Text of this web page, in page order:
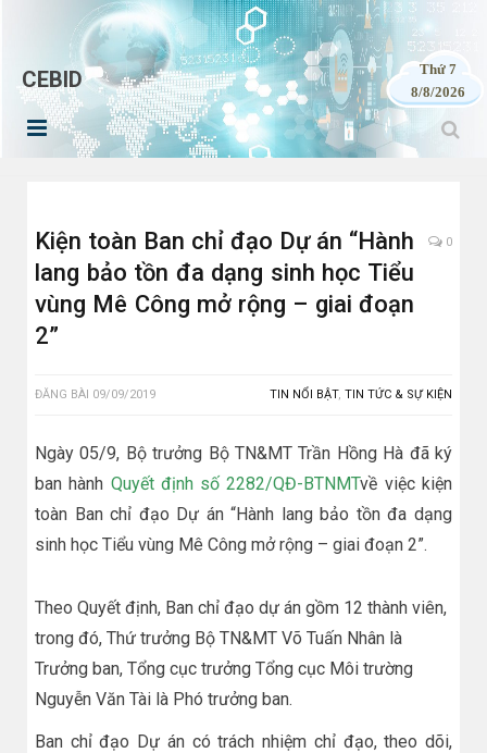
CEBID
Thứ 7
8/8/2026
Kiện toàn Ban chỉ đạo Dự án “Hành
lang bảo tồn đa dạng sinh học Tiểu
vùng Mê Công mở rộng – giai đoạn
2”
0
ĐĂNG BÀI 09/09/2019 TIN NỔI BẬT, TIN TỨC & SỰ KIỆN
Ngày 05/9, Bộ trưởng Bộ TN&MT Trần Hồng Hà đã ký
ban hành Quyết định số 2282/QĐ-BTNMT​về việc kiện
toàn Ban chỉ đạo Dự án “Hành lang bảo tồn đa dạng
sinh học Tiểu vùng Mê Công mở rộng – giai đoạn 2”.
​​Theo Quyết định, Ban chỉ đạo dự án gồm 12 thành viên,
trong đó, Thứ trưởng Bộ TN&MT Võ Tuấn Nhân là
Trưởng ban, Tổng cục trưởng Tổng cục Môi trường
Nguyễn Văn Tài là Phó trưởng ban.
Ban chỉ đạo Dự án có trách nhiệm chỉ đạo, theo dõi,